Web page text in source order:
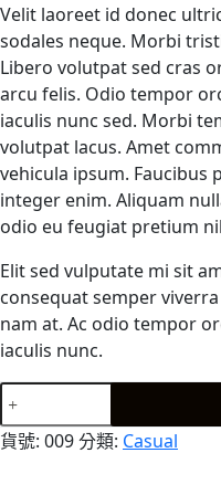
Velit laoreet id donec
sodales neque. Morbi
Libero volutpat sed cras
arcu felis. Odio tempor
iaculis nunc sed. Morbi
volutpat lacus. Amet
vehicula ipsum. Faucibus
integer enim. Aliquam
odio eu feugiat pretium
Elit sed vulputate mi sit
consequat semper
nam at. Ac odio tempor
iaculis nunc.
Libero
faucibus
nistincidunt
貨號: 009分類: Casual